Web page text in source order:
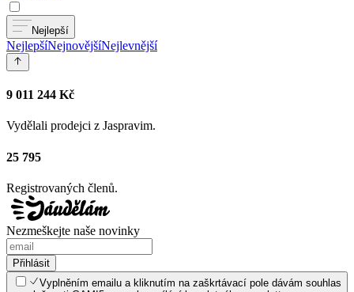
Nejlepší
NejlepšíNejnovějšíNejlevnější
9 011 244 Kč
Vydělali prodejci z Jaspravim.
25 795
Registrovaných členů.
Nezmeškejte naše novinky
Přihlásit
Vyplněním emailu a kliknutím na zaškrtávací pole dávám souhlas